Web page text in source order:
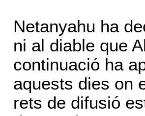
Netanyahu ha
ni al diable que
continuació ha
aquests dies on
rets de difusió